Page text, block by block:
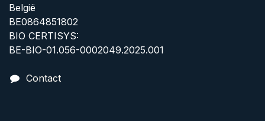
België
BE0864851802
BIO CERTISYS:
BE-BIO-01.056-0002049.2025.001
Contact